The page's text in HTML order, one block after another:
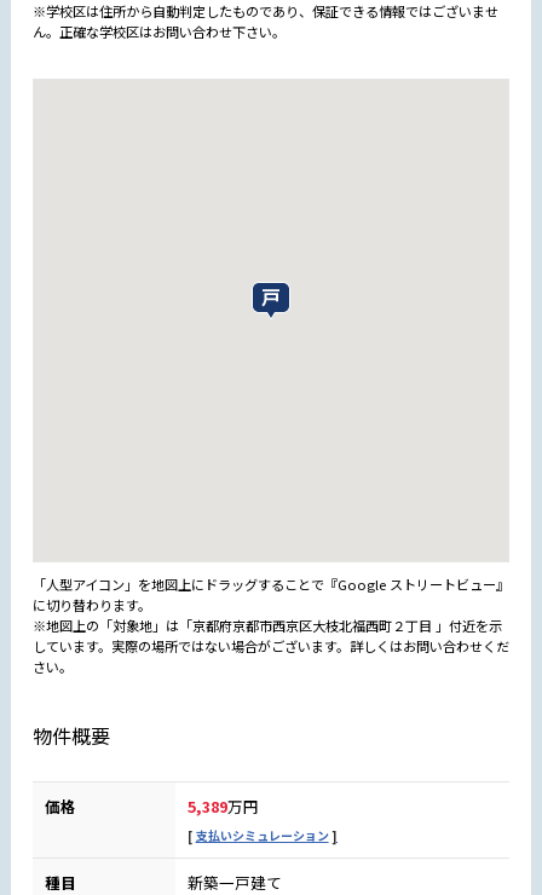
※学校区は住所から自動判定したものであり、保証できる情報ではございませ
ん。正確な学校区はお問い合わせ下さい。
「人型アイコン」を地図上にドラッグすることで『Google ストリートビュー』
に切り替わります。
※地図上の「対象地」は「京都府京都市西京区大枝北福西町２丁目 」付近を示
しています。実際の場所ではない場合がございます。詳しくはお問い合わせくだ
さい。
物件概要
価格 5,389万円
支払いシミュレーション
種目 新築一戸建て